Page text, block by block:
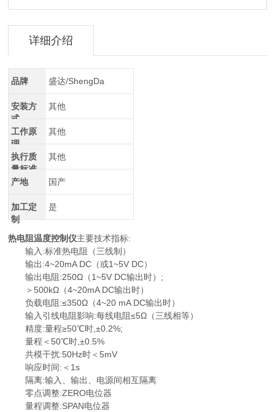
详细介绍
品牌 盛达/ShengDa
安装方
式
其他
工作原
理
其他
执行质
量标准
其他
产地 国产
加工定
制
是
热电阻温度控制仪主要技术指标:
输入:标准热电阻（三线制）
输出:4~20mA DC（或1~5V DC）
输出电阻:250Ω（1~5V DC输出时）;
＞500kΩ（4~20mA DC输出时）
负载电阻:≤350Ω（4~20 mA DC输出时）
输入引线电阻影响:每线电阻≤5Ω（三线相等）
精度:量程≥50℃时,±0.2%;
量程＜50℃时,±0.5%
共模干扰:50Hz时＜5mV
响应时间:＜1s
隔离:输入、输出、电源间相互隔离
零点调整:ZERO电位器
量程调整:SPAN电位器